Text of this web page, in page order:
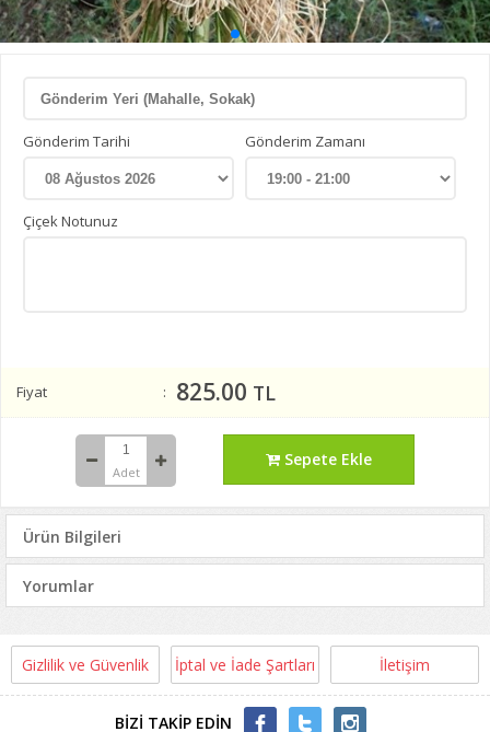
Gönderim Tarihi Gönderim Zamanı
Çiçek Notunuz
Fiyat 825.00 TL
Adet
Sepete Ekle
Ürün Bilgileri
Yorumlar
Gizlilik ve Güvenlik İptal ve İade Şartları İletişim
BİZİ TAKİP EDİN